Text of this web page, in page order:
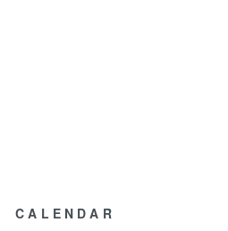
CALENDAR